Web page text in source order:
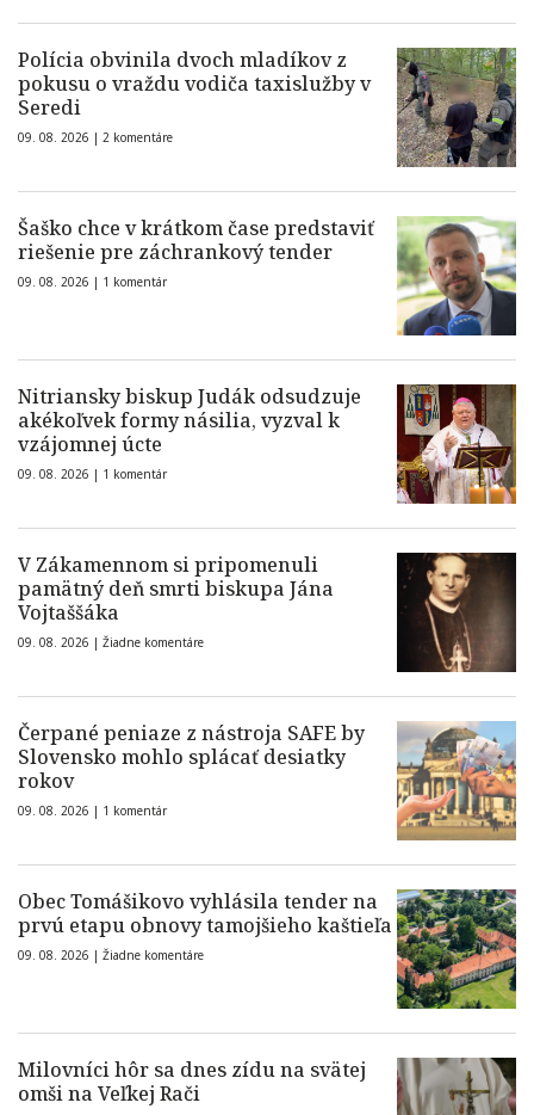
Polícia obvinila dvoch mladíkov z
pokusu o vraždu vodiča taxislužby v
Seredi
09. 08. 2026 | 2 komentáre
Šaško chce v krátkom čase predstaviť
riešenie pre záchrankový tender
09. 08. 2026 | 1 komentár
Nitriansky biskup Judák odsudzuje
akékoľvek formy násilia, vyzval k
vzájomnej úcte
09. 08. 2026 | 1 komentár
V Zákamennom si pripomenuli
pamätný deň smrti biskupa Jána
Vojtaššáka
09. 08. 2026 | Žiadne komentáre
Čerpané peniaze z nástroja SAFE by
Slovensko mohlo splácať desiatky
rokov
09. 08. 2026 | 1 komentár
Obec Tomášikovo vyhlásila tender na
prvú etapu obnovy tamojšieho kaštieľa
09. 08. 2026 | Žiadne komentáre
Milovníci hôr sa dnes zídu na svätej
omši na Veľkej Rači